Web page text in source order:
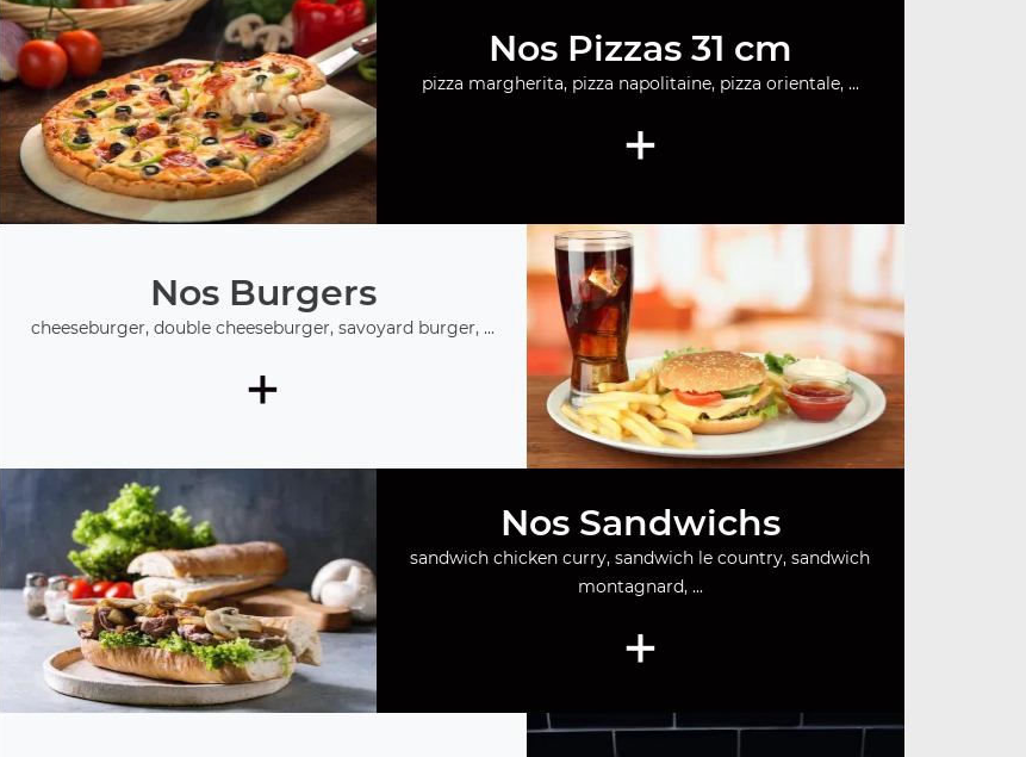
Nos Pizzas 31 cm
pizza margherita, pizza napolitaine, pizza orientale, ...
+
Nos Burgers
cheeseburger, double cheeseburger, savoyard burger, ...
+
Nos Sandwichs
sandwich chicken curry, sandwich le country, sandwich
montagnard, ...
+